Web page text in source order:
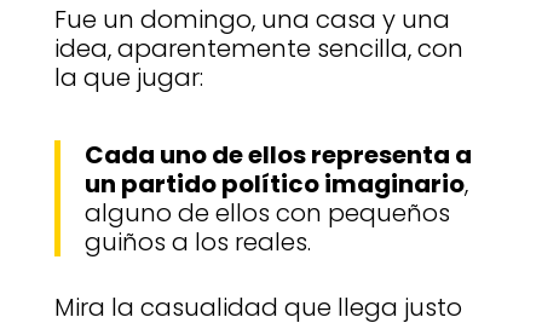
Fue un domingo, una casa y una
idea, aparentemente sencilla, con
la que jugar:
Cada uno de ellos representa a
un partido político imaginario,
alguno de ellos con pequeños
guiños a los reales.
Mira la casualidad que llega justo